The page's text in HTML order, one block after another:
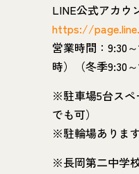
LINE公式アカウ
https://
営業時間：9:30
時）（冬季9:30
※駐車場5台スペ
でも可）
※駐輪場ありま
※長岡第二中学